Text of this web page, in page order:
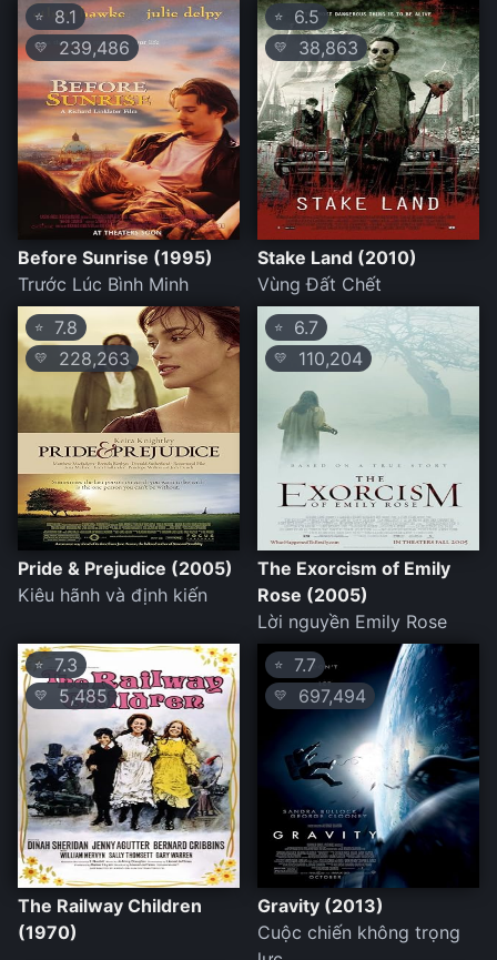
⭐ 8.1
💛 239,486
Before Sunrise (1995)
Trước Lúc Bình Minh
⭐ 6.5
💛 38,863
Stake Land (2010)
Vùng Đất Chết
⭐ 7.8
💛 228,263
Pride & Prejudice (2005)
Kiêu hãnh và định kiến
⭐ 6.7
💛 110,204
The Exorcism of Emily
Rose (2005)
Lời nguyền Emily Rose
⭐7.3
💛 5,485
The Railway Children
(1970)
⭐ 7.7
💛 697,494
Gravity (2013)
Cuộc chiến không trọng